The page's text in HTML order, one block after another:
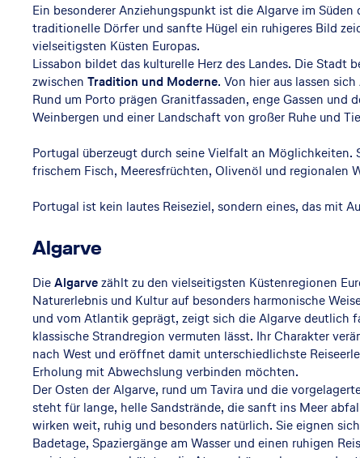
Ein besonderer Anziehungspunkt ist die Algarve im
traditionelle Dörfer und sanfte Hügel ein ruhigeres Bild
vielseitigsten Küsten Europas.
Lissabon bildet das kulturelle Herz des Landes. Die
zwischen Tradition und Moderne. Von hier aus lassen
Rund um Porto prägen Granitfassaden, enge Gassen
Weinbergen und einer Landschaft von großer Ruhe und
Portugal überzeugt durch seine Vielfalt an
frischem Fisch, Meeresfrüchten, Olivenöl und regionalen
Portugal ist kein lautes Reiseziel, sondern eines, das mit
Algarve
DieAlgarvezählt zu den vielseitigsten Küstenregionen
Naturerlebnis und Kultur auf besonders harmonische
und vom Atlantik geprägt, zeigt sich die Algarve deutlich
klassische Strandregion vermuten lässt. Ihr Charakter
nach West und eröffnet damit unterschiedlichste
Erholung mit Abwechslung verbinden möchten.
Der Osten der Algarve, rund um Tavira und die
steht für lange, helle Sandstrände, die sanft ins Meer
wirken weit, ruhig und besonders natürlich. Sie eignen
Badetage, Spaziergänge am Wasser und einen ruhigen